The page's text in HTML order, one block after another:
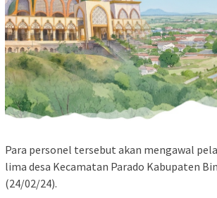
Para personel tersebut akan mengawal
lima desa Kecamatan Parado Kabupaten
(24/02/24).